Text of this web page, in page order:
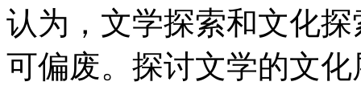
认为，文学探索和文化
可偏废。探讨文学的文